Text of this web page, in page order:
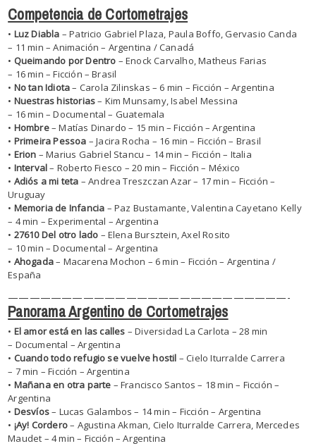
Competencia de Cortometrajes
• Luz Diabla – Patricio Gabriel Plaza, Paula Boffo, Gervasio Canda
– 11 min – Animación – Argentina / Canadá
• Queimando por Dentro – Enock Carvalho, Matheus Farias
– 16 min – Ficción – Brasil
• No tan Idiota– Carola Zilinskas – 6 min – Ficción – Argentina
• Nuestras historias– Kim Munsamy, Isabel Messina
– 16 min – Documental – Guatemala
• Hombre– Matías Dinardo – 15 min – Ficción – Argentina
• Primeira Pessoa – Jacira Rocha – 16 min – Ficción – Brasil
• Erion – Marius Gabriel Stancu – 14 min – Ficción – Italia
• Interval– Roberto Fiesco – 20 min – Ficción – México
• Adiós a mi teta – Andrea Treszczan Azar – 17 min – Ficción –
Uruguay
• Memoria de Infancia – Paz Bustamante, Valentina Cayetano Kelly
– 4 min – Experimental – Argentina
• 27610 Del otro lado – Elena Bursztein, Axel Rosito
– 10 min – Documental – Argentina
• Ahogada– Macarena Mochon – 6 min – Ficción – Argentina /
España
——————————————————————————-
Panorama Argentino de Cortometrajes
• El amor está en las calles – Diversidad La Carlota – 28 min
– Documental – Argentina
• Cuando todo refugio se vuelve hostil – Cielo Iturralde Carrera
– 7 min – Ficción – Argentina
• Mañana en otra parte – Francisco Santos – 18 min – Ficción –
Argentina
• Desvíos– Lucas Galambos – 14 min – Ficción – Argentina
• ¡Ay! Cordero– Agustina Akman, Cielo Iturralde Carrera, Mercedes
Maudet – 4 min – Ficción – Argentina